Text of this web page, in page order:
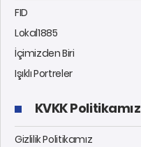
FID
Lokal1885
İçimizden Biri
Işıklı Portreler
KVKK Politikamız
Gizlilik Politikamız